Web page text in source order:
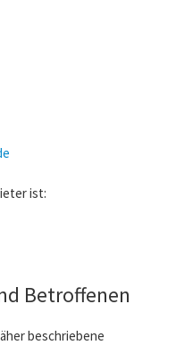
ist:
Betroffenen
beschriebene